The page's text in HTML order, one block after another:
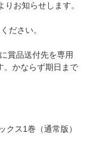
お知らせします。
ださい。
賞品送付先を専用
。かならず期日まで
クス1巻（通常版）